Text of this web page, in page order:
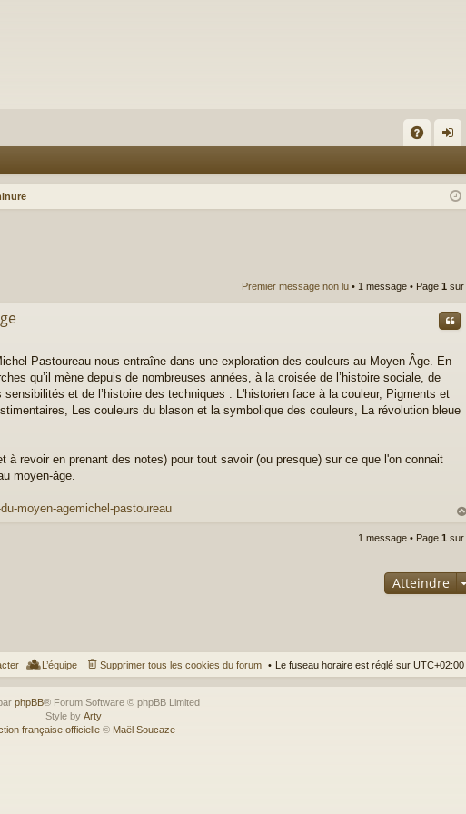
Q ne
Premier message non lu • 1 message • Page 1 sur
Citer
Pastoureau nous entraîne dans une exploration des couleurs au Moyen Âge. En
qu’il mène depuis de nombreuses années, à la croisée de l’histoire sociale, de
sensibilités et de l’histoire des techniques : L'historien face à la couleur, Pigments et
Les couleurs du blason et la symbolique des couleurs, La révolution bleue
à revoir en prenant des notes) pour tout savoir (ou presque) sur ce que l'on connait
moyen-âge.
moyen-agemichel-pastoureau
1 message • Page 1 sur
Atteindre
Le fuseau horaire est réglé sur UTC+02:00
Supprimer tous les cookies du forum
L’équipe
phpBB® Forum Software © phpBB Limited
Style by Arty
française officielle © Maël Soucaze